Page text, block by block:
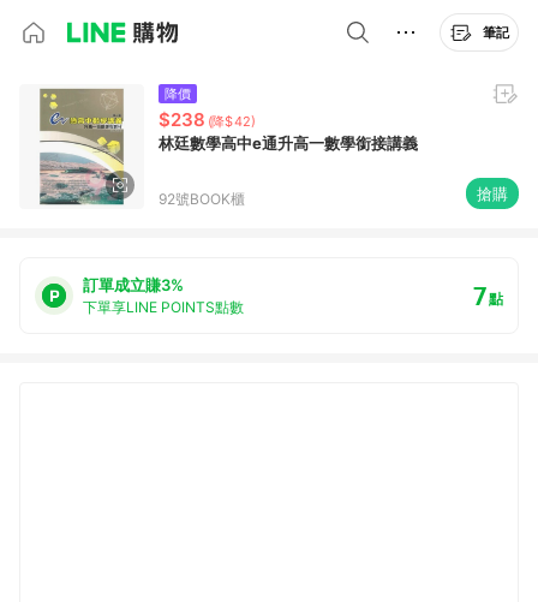
筆記
降價
$238 (降$42)
林廷數學高中e通升高一數學銜接講義
92號BOOK櫃 搶購
訂單成立賺3%
下單享LINE POINTS點數 7點